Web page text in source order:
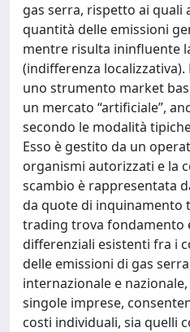
gas serra, rispetto ai quali
quantità delle emissioni
mentre risulta ininfluente
(indifferenza localizzativa).
uno strumento market
un mercato “artificiale”,
secondo le modalità
Esso è gestito da un
organismi autorizzati e la
scambio è rappresentata
da quote di inquinamento
trading trova fondamento
differenziali esistenti fra i
delle emissioni di gas
internazionale e
singole imprese,
costi individuali, sia quelli